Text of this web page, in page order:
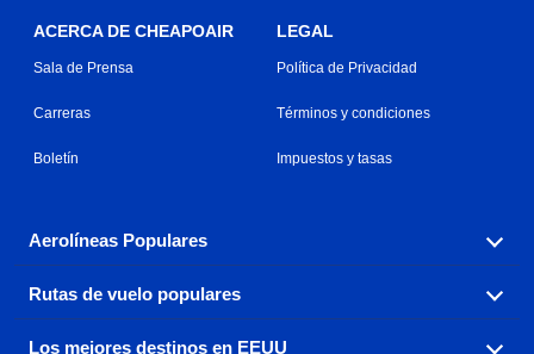
ACERCA DE CHEAPOAIR
Sala de Prensa
Carreras
Boletín
LEGAL
Política de Privacidad
Términos y condiciones
Impuestos y tasas
Aerolíneas Populares
Explora nuestras opciones de tarifas aéreas baratas por
aerolínea, con más de 500 opciones para elegir.
Rutas de vuelo populares
Los mejores destinos en EEUU